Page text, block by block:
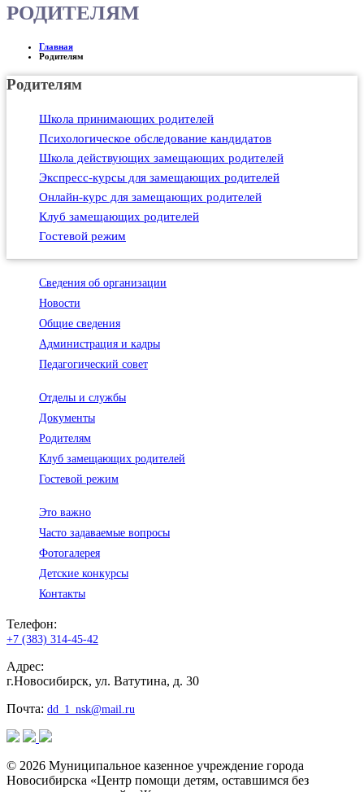
РОДИТЕЛЯМ
Главная
Родителям
Родителям
Школа принимающих родителей
Психологическое обследование кандидатов
Школа действующих замещающих родителей
Экспресс-курсы для замещающих родителей
Онлайн-курс для замещающих родителей
Клуб замещающих родителей
Гостевой режим
Сведения об организации
Новости
Общие сведения
Администрация и кадры
Педагогический совет
Отделы и службы
Документы
Родителям
Клуб замещающих родителей
Гостевой режим
Это важно
Часто задаваемые вопросы
Фотогалерея
Детские конкурсы
Контакты
Телефон:
+7 (383) 314-45-42
Адрес:
г.Новосибирск, ул. Ватутина, д. 30
Почта: dd_1_nsk@mail.ru
© 2026 Муниципальное казенное учреждение города
Новосибирска «Центр помощи детям, оставшимся без